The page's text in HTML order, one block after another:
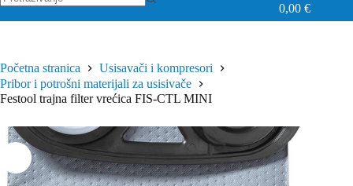
0,00€
Početna stranica
Usisavači i kompresori
Pribor i potrošni materijali za usisivače
Festool trajna filter vrećica FIS-CTL MINI